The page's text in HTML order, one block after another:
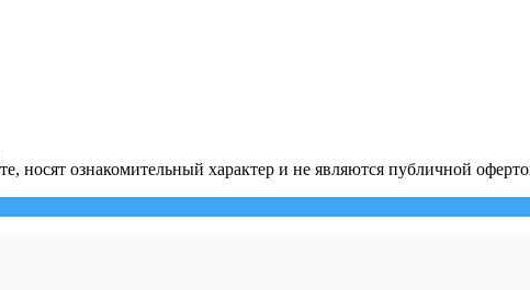
ознакомительный характер и не являются публичной